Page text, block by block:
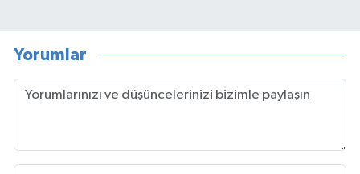
Yorumlar